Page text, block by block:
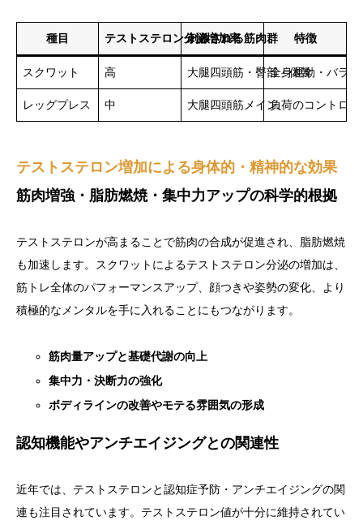
種目 テストステロン分泌増加率
刺激される筋肉群 特徴
スクワット 高 大腿四頭筋・臀部・体幹
全身運動・バラ
レッグプレス 中 大腿四頭筋メイン負荷のコントロ
テストステロン増加による身体的・精神的な効果
筋肉増強・脂肪燃焼・集中力アップの科学的根拠
テストステロンが高まることで筋肉の合成が促進され、脂肪燃焼
も加速します。スクワットによるテストステロン分泌の増加は、
筋トレ全体のパフォーマンスアップ、顔つきや姿勢の変化、より
積極的なメンタルを手に入れることにもつながります。
筋肉量アップと基礎代謝の向上
集中力・決断力の強化
ボディラインの改善やモテる雰囲気の形成
認知機能やアンチエイジングとの関連性
近年では、テストステロンと認知症予防・アンチエイジングの関
連も注目されています。テストステロン値が十分に維持されてい